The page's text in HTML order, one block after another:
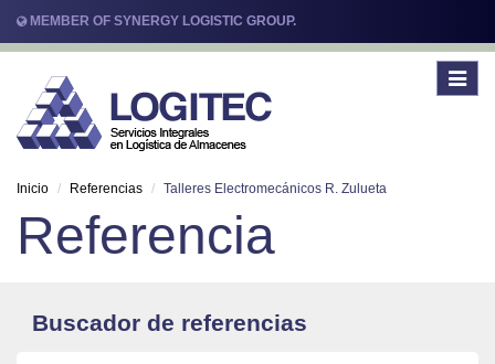
MEMBER OF SYNERGY LOGISTIC GROUP.
Toggle
Inicio Referencias Talleres Electromecánicos R. Zulueta
Referencia
Buscador de referencias